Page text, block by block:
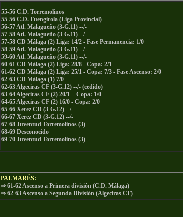
55-56 C.D. Torremolinos
55-56 C.D. Fuengirola (Liga Provincial)
56-57 Atl. Malagueño (3-G.11) --/-
57-58 Atl. Malagueño (3-G.11) --/-
57-58 CD Málaga (2) Liga: 14/2 - Fase Permanencia: 1/0
58-59 Atl. Malagueño (3-G.11) --/-
59-60 Atl. Malagueño (3-G.11) --/-
60-61 CD Málaga (2) Liga: 28/8 - Copa: 2/1
61-62 CD Málaga (2) Liga: 25/1 - Copa: 7/3 - Fase Ascenso: 2/0
62-63 CD Málaga (1) 7/0
62-63 Algeciras CF (3-G.12) --/- (cedido)
63-64 Algeciras CF (2) 20/1 - Copa: 1/0
64-65 Algeciras CF (2) 16/0 - Copa: 2/0
65-66 Xerez CD (3-G.12) --/-
66-67 Xerez CD (3-G.12) --/-
67-68 Juventud Torremolinos (3)
68-69 Desconocido
69-70 Juventud Torremolinos (3)
PALMARÉS:
⇒ 61-62 Ascenso a Primera división (C.D. Málaga)
⇒ 62-63 Ascenso a Segunda División (Algeciras CF)